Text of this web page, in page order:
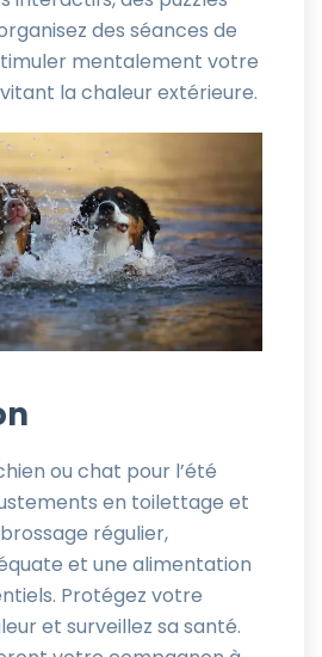
des séances de
mentalement votre
la chaleur extérieure.
ou chat pour l’été
en toilettage et
régulier,
et une alimentation
Protégez votre
et surveillez sa santé.